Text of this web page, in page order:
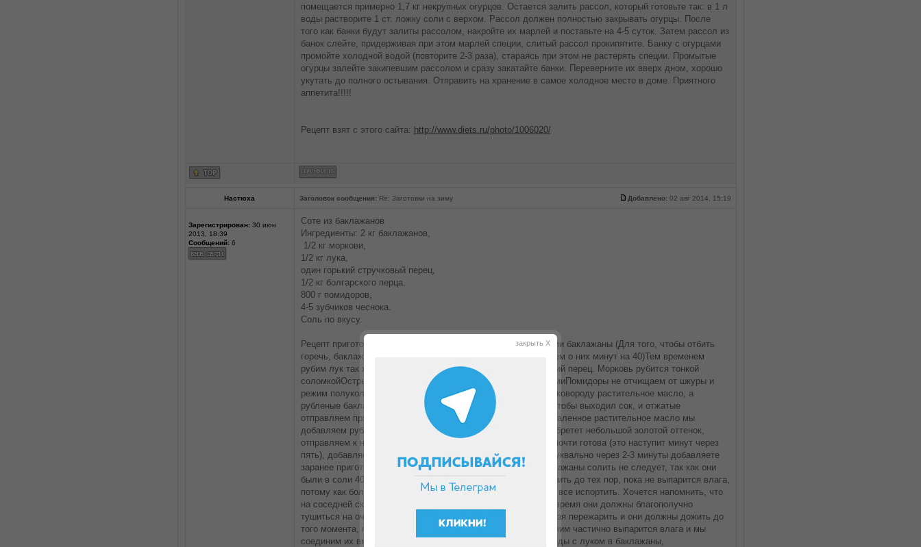
помещается примерно 1,7 кг некрупных огурцов. Остается залить рассол, который готовьте так: в 1 л
воды растворите 1 ст. ложку соли с верхом. Рассол должен полностью закрывать огурцы. После
того как банки будут залиты рассолом, накройте их марлей и поставьте на 4-5 суток. Затем рассол из
банок слейте, придерживая при этом марлей специи, слитый рассол прокипятите. Банку с огурцами
промойте холодной водой (повторите 2-3 раза), стараясь при этом не растерять специи. Промытые
огурцы залейте закипевшим рассолом и сразу закатайте банки. Переверните их вверх дном, хорошо
укутать до полного остывания. Отправить на хранение в самое холодное место в доме. Приятного
аппетита!!!!!
Рецепт взят с этого сайта: http://www.diets.ru/photo/1006020/
Настюха Заголовок сообщения:Re: Заготовки на зиму Добавлено:02 авг 2014, 15:19
Зарегистрирован:30 июн
2013, 18:39
Сообщений:6
Соте из баклажанов
Ингредиенты: 2 кг баклажанов,
1/2 кг моркови,
1/2 кг лука,
один горький стручковый перец,
1/2 кг болгарского перца,
800 г помидоров,
4-5 зубчиков чеснока.
Соль по вкусу.
Рецепт приготовления соте из баклажанов: Порубите кубиками баклажаны (Для того, чтобы отбить
горечь, баклажаны присаливаем и мешаем с солью. Забываем о них минут на 40)Тем временем
рубим лук так же кубиками. Так же кубиками рубим болгарский перец. Морковь рубится тонкой
соломкойОстрый стручковый перец режется тонкими кольцамиПомидоры не отчищаем от шкуры и
режим полукольцами. По прошествии 40 минут наливаем в сковороду растительное масло, а
рубленые баклажаны, доставая из рассола, выжимаем так, чтобы выходил сок, и отжатые
отправляем прямо в сковороду. На другой сковородке в раскаленное растительное масло мы
добавляем рубленный лук. Через пять минут, когда лук приобретет небольшой золотой оттенок,
отправляем к нему морковь.Когда Вы увидите, что морковь почти готова (это наступит минут через
пять), добавляете болгарский перец, перемешиваете его.И буквально через 2-3 минуты добавляете
заранее приготовленные помидоры. Все солите, кстати, баклажаны солить не следует, так как они
были в соли 40 минут. Здесь надо быть внимательным и тушить до тех пор, пока не выпарится влага,
потому как большое количество жидкости от помидор может все испортить. Хочется напомнить, что
на соседней сковороде тушатся баклажаны, так вот все это время они должны благополучно
тушиться на очень маленьком огне. Их не в ком случае нельзя пережарить и они должны дожить до
того момента, когда в сковороде с луком, помидорами и прочим частично выпарится влага и мы
соединим их вместе.Мы добавляем все содержимое сковороды с луком в баклажаны,
закрыть X